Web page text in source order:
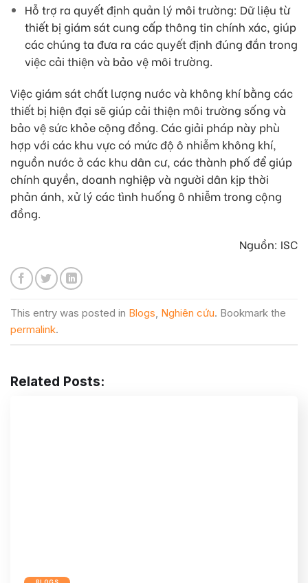
Hỗ trợ ra quyết định quản lý môi trường: Dữ liệu từ
thiết bị giám sát cung cấp thông tin chính xác, giúp
các chúng ta đưa ra các quyết định đúng đắn trong
việc cải thiện và bảo vệ môi trường.
Việc giám sát chất lượng nước và không khí bằng các
thiết bị hiện đại sẽ giúp cải thiện môi trường sống và
bảo vệ sức khỏe cộng đồng. Các giải pháp này phù
hợp với các khu vực có mức độ ô nhiễm không khí,
nguồn nước ở các khu dân cư, các thành phố để giúp
chính quyền, doanh nghiệp và người dân kịp thời
phản ánh, xử lý các tình huống ô nhiễm trong cộng
đồng.
Nguồn: ISC
This entry was posted in Blogs Nghiên cứu. Bookmark the
permalink.
Related Posts: